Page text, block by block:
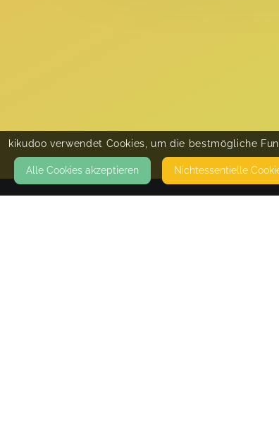
kikudoo verwendet Cookies, um die bestmögliche
Alle Cookies akzeptieren Nicht­essentielle